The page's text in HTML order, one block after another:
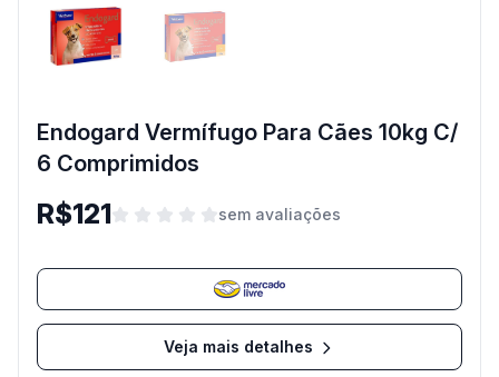
Endogard Vermífugo Para Cães 10kg C/
6 Comprimidos
R$121 sem avaliações
Veja mais detalhes